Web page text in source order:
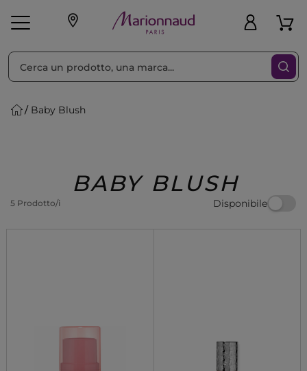
Make-up
Regalo
Baby Blush
BABY BLUSH
5 Prodotto/i Disponibile
Ordina per Filtra